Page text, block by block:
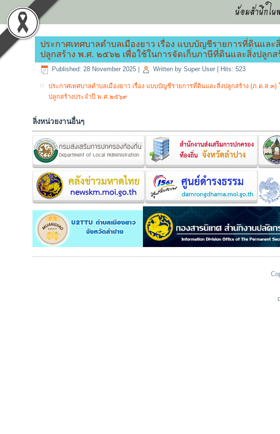
น้อมสำนึกใ
ประกาศเทศบาลตำบลเมืองยาว เรื่อง แบบบัญชีรายการที่ดินแ
ปลูกสร้าง พ.ศ. ๒๕๖๒ เพื่อใช้ในการจัดเก็บภาษีที่ดินและสิ่งปลูก
Published: 28 November 2025 Written by Super User Hits: 523
ประกาศเทศบาลตำบลเมืองยาว เรื่อง แบบบัญชีรายการที่ดินและสิ่งปลูกสร้าง (ภ.ด.ส
ปลูกสร้างประจำปี พ.ศ.๒๕๖๙
ลิ่งหน่วยงานอื่นๆ